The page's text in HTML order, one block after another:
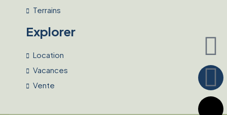
Terrains
Explorer
Location
Vacances
Vente